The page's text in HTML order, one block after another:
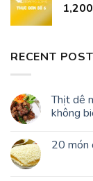
RECENT
Thịt dê
không
20 món